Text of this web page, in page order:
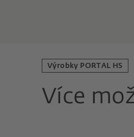
Výrobky PORTAL HS
Více